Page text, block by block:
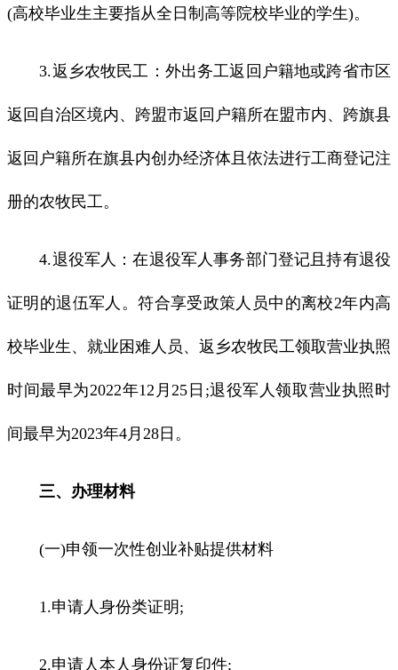
(高校毕业生主要指从全日制高等院校毕业的学生)。
3.返乡农牧民工：外出务工返回户籍地或跨省市区
返回自治区境内、跨盟市返回户籍所在盟市内、跨旗县
返回户籍所在旗县内创办经济体且依法进行工商登记注
册的农牧民工。
4.退役军人：在退役军人事务部门登记且持有退役
证明的退伍军人。符合享受政策人员中的离校2年内高
校毕业生、就业困难人员、返乡农牧民工领取营业执照
时间最早为2022年12月25日;退役军人领取营业执照时
间最早为2023年4月28日。
三、办理材料
(一)申领一次性创业补贴提供材料
1.申请人身份类证明;
2.申请人本人身份证复印件;